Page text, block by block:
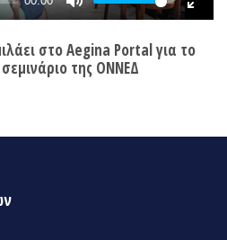
στο Aegina Portal για το
της ΟΝΝΕΔ